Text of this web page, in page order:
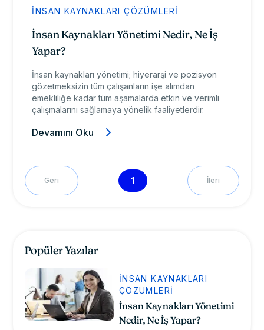
İNSAN KAYNAKLARI ÇÖZÜMLERI
İnsan Kaynakları Yönetimi Nedir, Ne İş
Yapar?
İnsan kaynakları yönetimi; hiyerarşi ve pozisyon
gözetmeksizin tüm çalışanların işe alımdan
emekliliğe kadar tüm aşamalarda etkin ve verimli
çalışmalarını sağlamaya yönelik faaliyetlerdir.
Devamını Oku
Geri 1 İleri
Popüler Yazılar
İNSAN KAYNAKLARI
ÇÖZÜMLERI
İnsan Kaynakları Yönetimi
Nedir, Ne İş Yapar?